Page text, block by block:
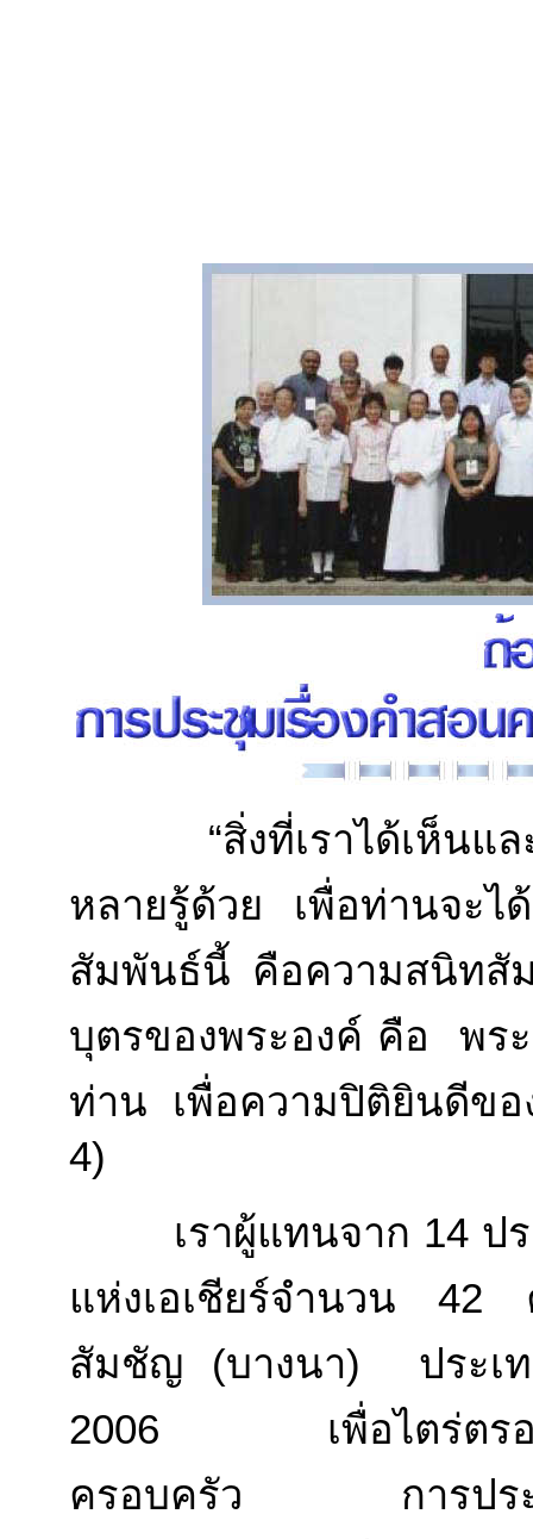
“สิ่งที่เราได้เห็นและ
หลายรู้ด้วย เพื่อท่านจะ
สัมพันธ์นี้ คือความสนิท
บุตรของพระองค์ คือ พระ
ท่าน เพื่อความปิติยินดีขอ
4)
เราผู้แทนจาก 14 ปร
แห่งเอเชียร์จำนวน 42
สัมชัญ (บางนา) ประเ
2006 เพื่อไตร่ตรองแ
ครอบครัว การประชุ